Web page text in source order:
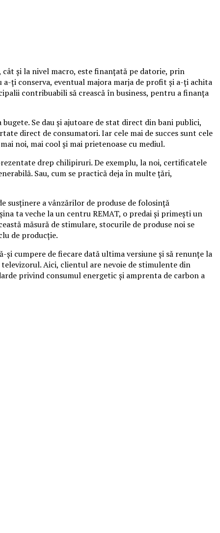
şi la nivel macro, este finanţată pe datorie, prin
ţi conserva, eventual majora marja de profit şi a-ţi achita
contribuabili să crească în business, pentru a finanţa
Se dau şi ajutoare de stat direct din bani publici,
direct de consumatori. Iar cele mai de succes sunt cele
noi, mai cool şi mai prietenoase cu mediul.
drep chilipiruri. De exemplu, la noi, certificatele
Sau, cum se practică deja în multe ţări,
a vânzărilor de produse de folosinţă
ta veche la un centru REMAT, o predai şi primeşti un
măsură de stimulare, stocurile de produse noi se
de producţie.
cumpere de fiecare dată ultima versiune şi să renunţe la
Aici, clientul are nevoie de stimulente din
privind consumul energetic şi amprenta de carbon a